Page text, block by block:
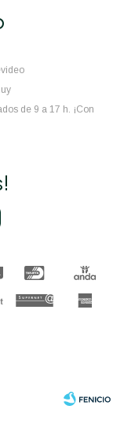
de 9 a 17 h. ¡Con